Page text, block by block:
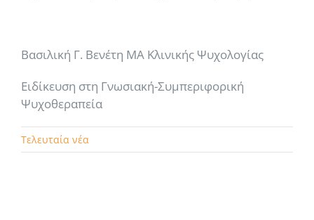
Βασιλική Γ. Βενέτη ΜΑ Κλινικής Ψυχολογίας
Ειδίκευση στη Γνωσιακή-Συμπεριφορική
Ψυχοθεραπεία
Τελευταία νέα